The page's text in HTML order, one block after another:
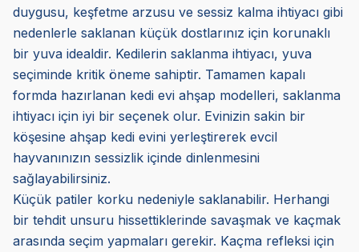
duygusu, keşfetme arzusu ve sessiz kalma ihtiyacı gibi
nedenlerle saklanan küçük dostlarınız için korunaklı
bir yuva idealdir. Kedilerin saklanma ihtiyacı, yuva
seçiminde kritik öneme sahiptir. Tamamen kapalı
formda hazırlanan kedi evi ahşap modelleri, saklanma
ihtiyacı için iyi bir seçenek olur. Evinizin sakin bir
köşesine ahşap kedi evini yerleştirerek evcil
hayvanınızın sessizlik içinde dinlenmesini
sağlayabilirsiniz.
Küçük patiler korku nedeniyle saklanabilir. Herhangi
bir tehdit unsuru hissettiklerinde savaşmak ve kaçmak
arasında seçim yapmaları gerekir. Kaçma refleksi için